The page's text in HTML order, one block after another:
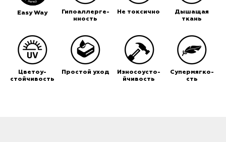
Easy Way
Гипоаллерге-
нность
Не токсично
Дышащая
ткань
Цветоу-
стойчивость
Простой уход
Износоусто-
йчивость
Супермягко-
сть